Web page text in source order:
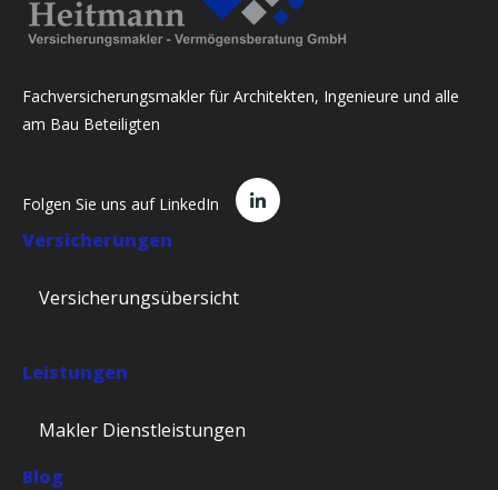
Fachversicherungsmakler für Architekten, Ingenieure und alle
am Bau Beteiligten
Folgen Sie uns auf LinkedIn
Versicherungen
Versicherungsübersicht
Leistungen
Makler Dienstleistungen
Blog